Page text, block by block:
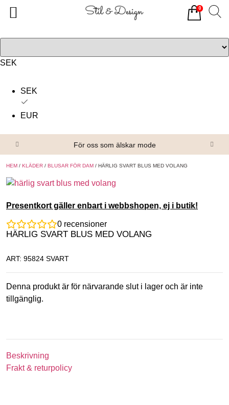
SEK
SEK
EUR
För oss som älskar mode
HEM / KLÄDER / BLUSAR FÖR DAM / HÄRLIG SVART BLUS MED VOLANG
Presentkort gäller enbart i webbshopen, ej i butik!
0 recensioner
HÄRLIG SVART BLUS MED VOLANG
ART: 95824 SVART
Denna produkt är för närvarande slut i lager och är inte
tillgänglig.
Beskrivning
Frakt & returpolicy
0
Alla produkter
Om oss